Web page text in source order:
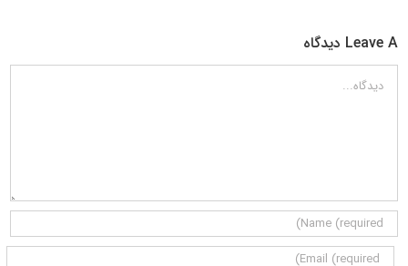
Leave A دیدگاه
دیدگاه